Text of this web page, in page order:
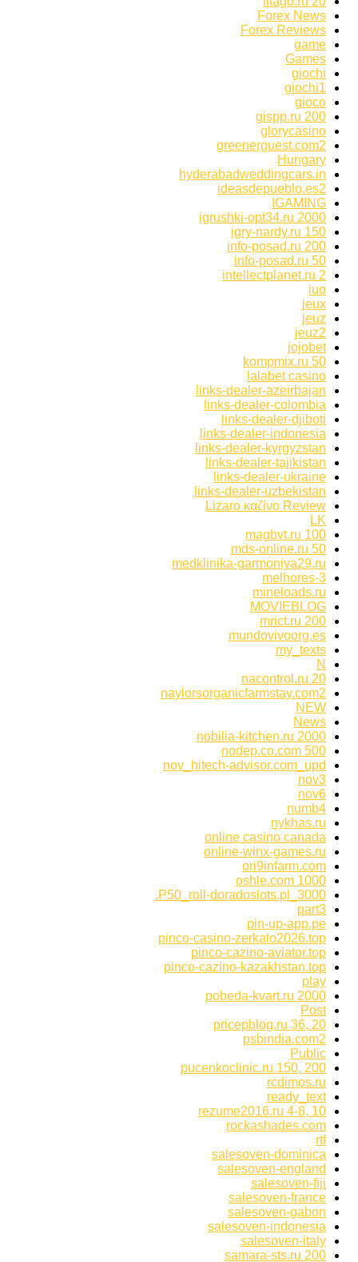
Forex News
Forex Reviews
game
Games
giochi
giochi1
gioco
gispp.ru 200
glorycasino
greenerguest.com2
Hungary
hyderabadweddingcars.in
ideasdepueblo.es2
IGAMING
igrushki-opt34.ru 2000
igry-nardy.ru 150
info-posad.ru 200
info-posad.ru 50
intellectplanet.ru 2
iuo
jeux
jeuz
jeuz2
jojobet
kompmix.ru 50
lalabet casino
links-dealer-azeirbajan
links-dealer-colombia
links-dealer-djiboti
links-dealer-indonesia
links-dealer-kyrgyzstan
links-dealer-tajikistan
links-dealer-ukraine
links-dealer-uzbekistan
Lizaro καζίνο Review
LK
magbvt.ru 100
mds-online.ru 50
medklinika-garmoniya29.ru
melhores-3
mineloads.ru
MOVIEBLOG
mrict.ru 200
mundovivoorg.es
my_texts
N
nacontrol.ru 20
naylorsorganicfarmstay.com2
NEW
News
nobilia-kitchen.ru 2000
nodep.co.com 500
nov_hitech-advisor.com_upd
nov3
nov6
numb4
nykhas.ru
online casino canada
online-winx-games.ru
ori9infarm.com
oshle.com 1000
P50_roll-doradoslots.pl_3000.
part3
pin-up-app.pe
pinco-casino-zerkalo2026.top
pinco-cazino-aviator.top
pinco-cazino-kazakhstan.top
play
pobeda-kvart.ru 2000
Post
pricepblog.ru 36, 20
psbindia.com2
Public
pucenkoclinic.ru 150, 200
rcdimos.ru
ready_text
rezume2016.ru 4-8, 10
rockashades.com
rtf
salesoven-dominica
salesoven-england
salesoven-fiji
salesoven-france
salesoven-gabon
salesoven-indonesia
salesoven-italy
samara-sts.ru 200